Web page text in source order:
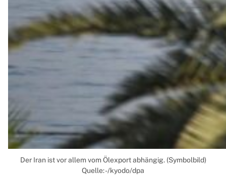
Der Iran ist vor allem vom Ölexport abhängig. (Symbolbild)
Quelle: -/kyodo/dpa